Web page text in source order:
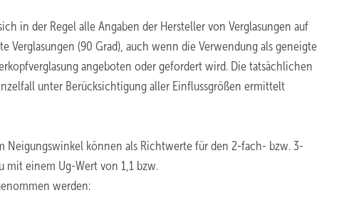
in der Regel alle Angaben der Hersteller von Verglasungen auf
Verglasungen (90 Grad), auch wenn die Verwendung als geneigte
angeboten oder gefordert wird. Die tatsächlichen
unter Berücksichtigung aller Einflussgrößen ermittelt
Neigungswinkel können als Richtwerte für den 2-fach- bzw. 3-
mit einem Ug-Wert von 1,1 bzw.
werden: